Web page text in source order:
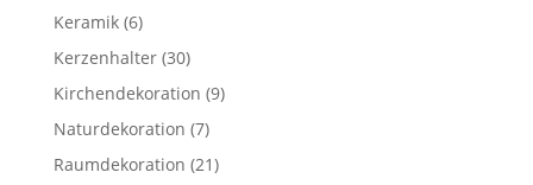
Produkte
Keramik 66
Produkte
Kerzenhalter 3030
Produkte
Kirchendekoration 99
Naturdekoration 77
Produkte
Raumdekoration 2121